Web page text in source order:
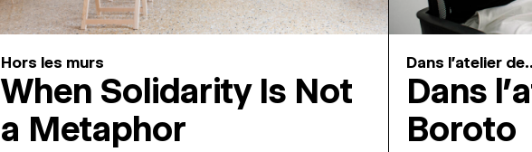
Hors les murs
When Solidarity Is Not
a Metaphor
Dans l'atelier
Dans
Boroto